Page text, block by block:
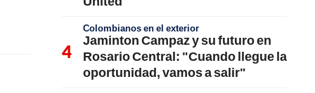
Colombianos en el exterior
Jaminton Campaz y su futuro en
Rosario Central: "Cuando llegue la
oportunidad, vamos a salir"